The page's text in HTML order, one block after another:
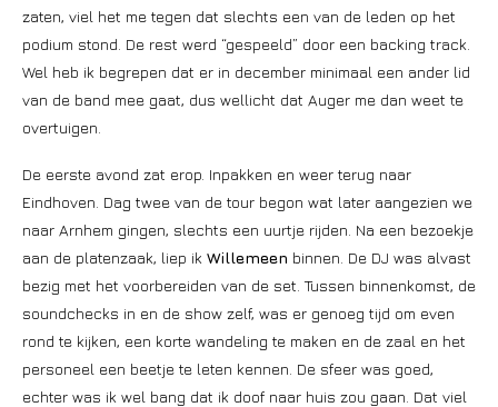
zaten, viel het me tegen dat slechts een van de leden op het
podium stond. De rest werd “gespeeld” door een backing track.
Wel heb ik begrepen dat er in december minimaal een ander lid
van de band mee gaat, dus wellicht dat Auger me dan weet te
overtuigen.
De eerste avond zat erop. Inpakken en weer terug naar
Eindhoven. Dag twee van de tour begon wat later aangezien we
naar Arnhem gingen, slechts een uurtje rijden. Na een bezoekje
aan de platenzaak, liep ik Willemeen binnen. De DJ was alvast
bezig met het voorbereiden van de set. Tussen binnenkomst, de
soundchecks in en de show zelf, was er genoeg tijd om even
rond te kijken, een korte wandeling te maken en de zaal en het
personeel een beetje te leten kennen. De sfeer was goed,
echter was ik wel bang dat ik doof naar huis zou gaan. Dat viel